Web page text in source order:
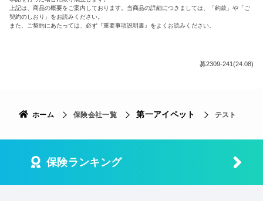
上記は、商品の概要をご案内しております。当商品の詳細につきましては、「約款」や「ご
契約のしおり」をお読みください。
また、ご契約にあたっては、必ず『重要事項説明書』をよくお読みください。
募2309-241(24.08)
ホーム 保険会社一覧 第一アイペット テスト
保険ランキング